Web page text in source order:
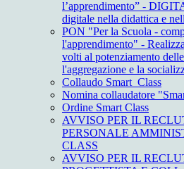
l’apprendimento” -
digitale nella didattica e
PON "Per la Scuola -
l'apprendimento" -
volti al potenziamento
l'aggregazione e la
Collaudo Smart_Class
Nomina collaudatore
Ordine Smart Class
AVVISO PER IL
PERSONALE
CLASS
AVVISO PER IL